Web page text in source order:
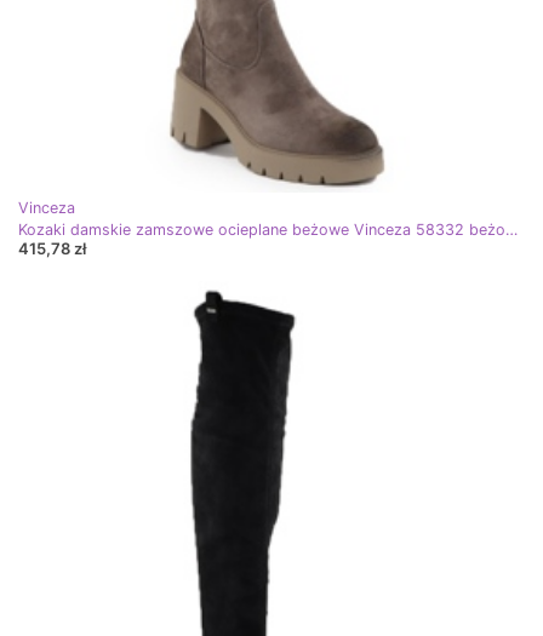
Vinceza
Kozaki damskie zamszowe ocieplane beżowe Vinceza 58332 beżowy
415,78 zł